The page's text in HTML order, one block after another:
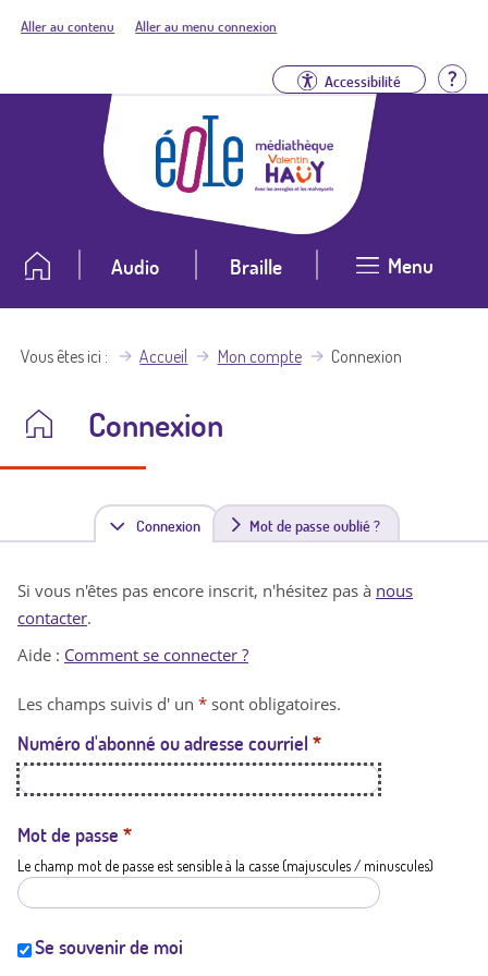
Aller au contenu Aller au menu connexion
Accessibilité
Audio Braille Menu
Vous êtes ici Accueil Mon compte Connexion
Connexion
Connexion(
n
t
a
t
i
Mot de passe oublié ?
Si vous n'êtes pas encore inscrit, n'hésitez pas à nous
contacter.
Aide : Comment se connecter ?
Les champs suivis d' un * sont obligatoires.
Numéro d'abonné ou adresse courriel *
Mot de passe *
Le champ mot de passe est sensible à la casse (majuscules / minuscules)
Se souvenir de moi